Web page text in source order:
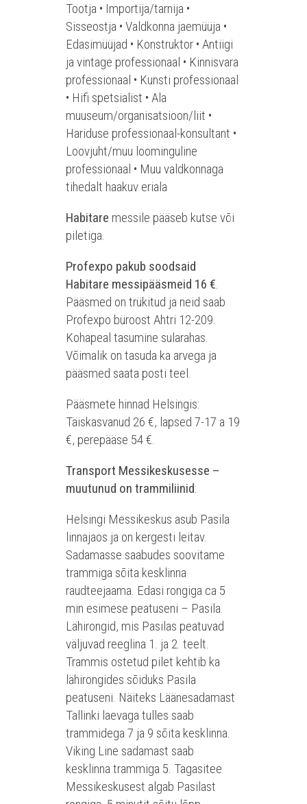
Tootja • Importija/tarnija •
Sisseostja • Valdkonna jaemüüja •
Edasimüüjad • Konstruktor • Antiigi
ja vintage professionaal • Kinnisvara
professionaal • Kunsti professionaal
• Hifi spetsialist • Ala
muuseum/organisatsioon/liit •
Hariduse professionaal-konsultant •
Loovjuht/muu loominguline
professionaal • Muu valdkonnaga
tihedalt haakuv eriala
Habitare messile pääseb kutse või
piletiga.
Profexpo pakub soodsaid
Habitare messipääsmeid 16 €.
Pääsmed on trükitud ja neid saab
Profexpo büroost Ahtri 12-209.
Kohapeal tasumine sularahas.
Võimalik on tasuda ka arvega ja
pääsmed saata posti teel.
Pääsmete hinnad Helsingis:
Täiskasvanud 26 €, lapsed 7-17 a 19
€, perepääse 54 €.
Transport Messikeskusesse –
muutunud on trammiliinid:
Helsingi Messikeskus asub Pasila
linnajaos ja on kergesti leitav.
Sadamasse saabudes soovitame
trammiga sõita kesklinna
raudteejaama. Edasi rongiga ca 5
min esimese peatuseni – Pasila.
Lähirongid, mis Pasilas peatuvad
väljuvad reeglina 1. ja 2. teelt.
Trammis ostetud pilet kehtib ka
lähirongides sõiduks Pasila
peatuseni. Näiteks Läänesadamast
Tallinki laevaga tulles saab
trammidega 7 ja 9 sõita kesklinna.
Viking Line sadamast saab
kesklinna trammiga 5. Tagasitee
Messikeskusest algab Pasilast